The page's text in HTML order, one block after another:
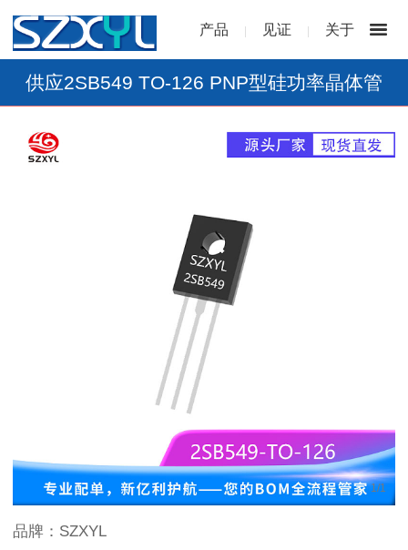
产品 | 见证 | 关于
供应2SB549 TO-126 PNP型硅功率晶体管
1/1
品牌：SZXYL